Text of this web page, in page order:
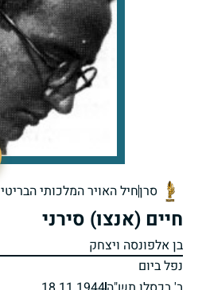
סרןחיל האויר המלכותי הבריטי
חיים (אנצו) סירני
בן אלפונסה ויצחק
נפל ביום